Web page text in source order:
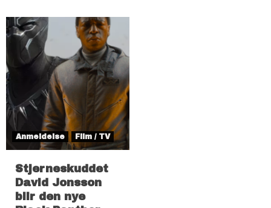
Anmeldelse Film / TV
Stjerneskuddet
David Jonsson
blir den nye